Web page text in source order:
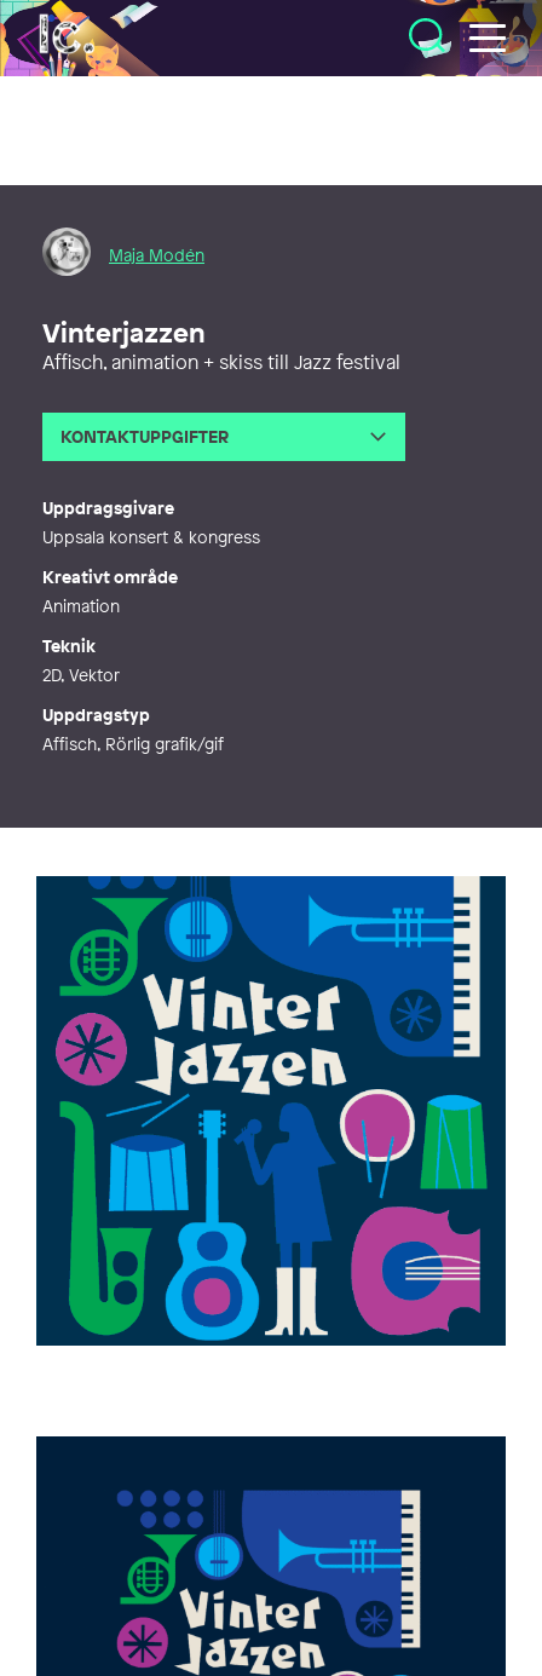
Illustratörcentrum
Maja Modén
Vinterjazzen
Affisch, animation + skiss till Jazz festival
KONTAKTUPPGIFTER
Uppdragsgivare
Uppsala konsert & kongress
Kreativt område
Animation
Teknik
2D, Vektor
Uppdragstyp
Affisch, Rörlig grafik/gif